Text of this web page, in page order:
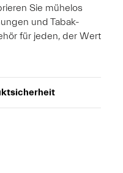
Sie mühelos
und Tabak-
für jeden, der Wert